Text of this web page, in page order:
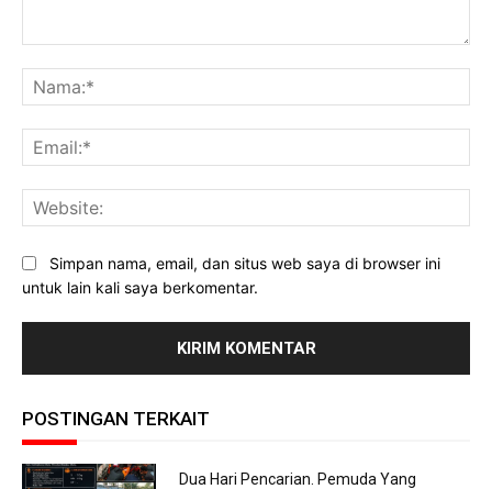
Simpan nama, email, dan situs web saya di browser ini
untuk lain kali saya berkomentar.
POSTINGAN TERKAIT
Dua Hari Pencarian. Pemuda Yang